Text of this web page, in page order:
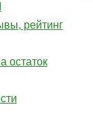
рейтинг
остаток